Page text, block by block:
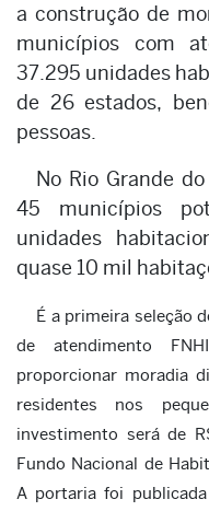
a construção de
municípios com
37.295 unidades
de 26 estados,
pessoas.
No Rio Grande
45 municípios
unidades
quase 10 mil
É a primeira seleção
de atendimento
proporcionar moradia
residentes nos
investimento será de
Fundo Nacional de
A portaria foi